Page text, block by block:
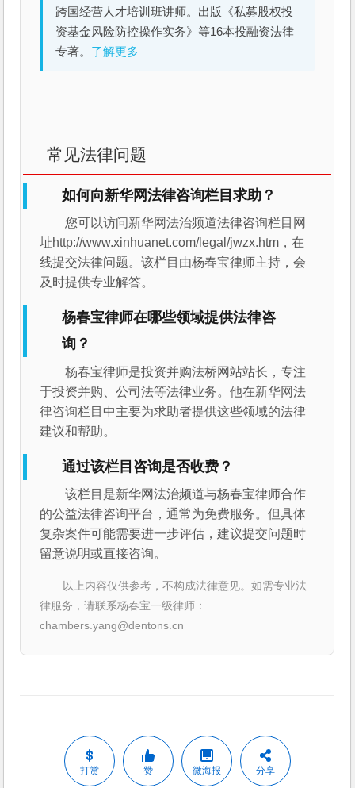
跨国经营人才培训班讲师。出版《私募股权投
资基金风险防控操作实务》等16本投融资法律
专著。 了解更多
常见法律问题
如何向新华网法律咨询栏目求助？
您可以访问新华网法治频道法律咨询栏目网
址http://www.xinhuanet.com/legal/jwzx.htm，在
线提交法律问题。该栏目由杨春宝律师主持，会
及时提供专业解答。
杨春宝律师在哪些领域提供法律咨
询？
杨春宝律师是投资并购法桥网站站长，专注
于投资并购、公司法等法律业务。他在新华网法
律咨询栏目中主要为求助者提供这些领域的法律
建议和帮助。
通过该栏目咨询是否收费？
该栏目是新华网法治频道与杨春宝律师合作
的公益法律咨询平台，通常为免费服务。但具体
复杂案件可能需要进一步评估，建议提交问题时
留意说明或直接咨询。
以上内容仅供参考，不构成法律意见。如需专业法
律服务，请联系杨春宝一级律师：
chambers.yang@dentons.cn
打赏 赞 微海报 分享